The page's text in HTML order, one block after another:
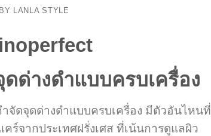
BY LANLA STYLE
ด่างดำแบบครบเครื่อง
ดจุดด่างดำแบบครบเครื่อง มีตัวอันไหนที่
จากประเทศฝรั่งเศส ที่เน้นการดูแลผิว